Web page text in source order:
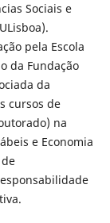
Sociais e
pela Escola
da Fundação
da
cursos de
na
e Economia